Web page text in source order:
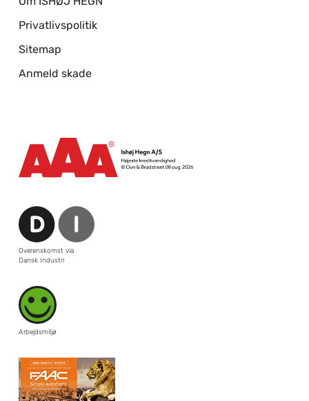
Privatlivspolitik
Sitemap
Anmeld skade
Overenskomst via
Dansk Industri
Arbejdsmiljø